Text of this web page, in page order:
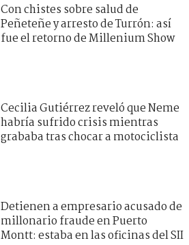
Con chistes sobre salud de
Peñeteñe y arresto de Turrón: así
fue el retorno de Millenium Show
Cecilia Gutiérrez reveló que Neme
habría sufrido crisis mientras
grababa tras chocar a motociclista
Detienen a empresario acusado de
millonario fraude en Puerto
Montt: estaba en las oficinas del SII